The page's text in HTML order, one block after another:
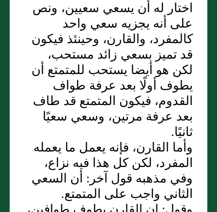
اختار له أن يسعي سعيين، ونص
على أنه يجزيه سعي واحد
كالمفرد، والقارن، وحينئذ فيكون
قد تميز بسعي زائد مستحب،
لكن هو أيضا يستحب للمتمتع أن
يطوف أولًا بعد عرفة طواف
القدوم، فيكون المتمتع قد طاف
بعد عرفة مرتين، وسعي سعيًا
ثانيًا‏.‏
وأما القارن، فإنه يعمل ما يعمله
المفرد، لكن كل هذا فيه نزاع،
وفي مذهبه قول آخر‏:‏ أن السعي
الثاني واجب على المتمتع‏.‏
وقول‏:‏ إن القارن يطوف طوافين،